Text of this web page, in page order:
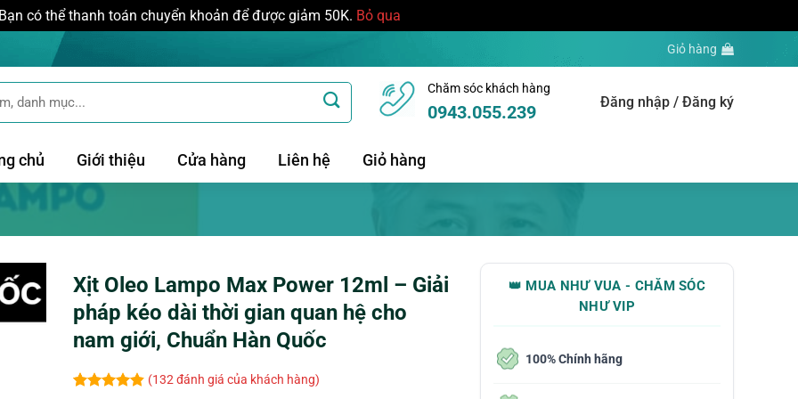
Bạn có thể thanh toán chuyển khoản để được giảm 50K. Bỏ qua
Giỏ hàng
Chăm sóc khách hàng
0943.055.239 Đăng nhập / Đăng ký
chủ Giới thiệu Cửa hàng Liên hệ Giỏ hàng
👑 MUA NHƯ VUA - CHĂM SÓC
NHƯ VIP
100% Chính hãng
Xịt Oleo Lampo Max Power 12ml – Giải
pháp kéo dài thời gian quan hệ cho
nam giới, Chuẩn Hàn Quốc
(132đánh giá của khách hàng)